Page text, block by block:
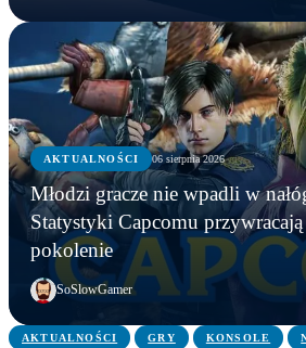
AKTUALNOŚCI 06 sierpnia 2026
Młodzi gracze nie wpadli w
Statystyki Capcomu
pokolenie
SoSlowGamer
AKTUALNOŚCI
WWE chce zastrzec znak
Przypadek?
AKTUALNOŚCI
Gameplay z GTA 6 niebawem.
zapowiada
AKTUALNOŚCI
Młodzi gracze nie wpadli w
Statystyki Capcomu przywracają
pokolenie
AKTUALNOŚCI GRY KONSOLE